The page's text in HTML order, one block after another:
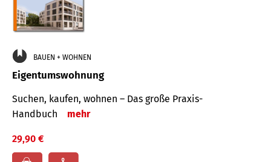
BAUEN + WOHNEN
Eigentumswohnung
Suchen, kaufen, wohnen – Das große Praxis-
Handbuch
mehr
29,90 €